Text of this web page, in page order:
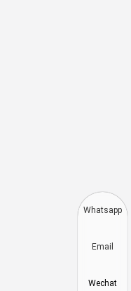
Whatsapp
Email
Wechat